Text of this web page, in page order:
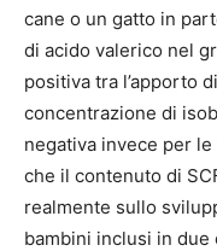
cane o un gatto in
di acido valerico nel
positiva tra l’apporto
concentrazione di
negativa invece per
che il contenuto di
realmente sullo
bambini inclusi in